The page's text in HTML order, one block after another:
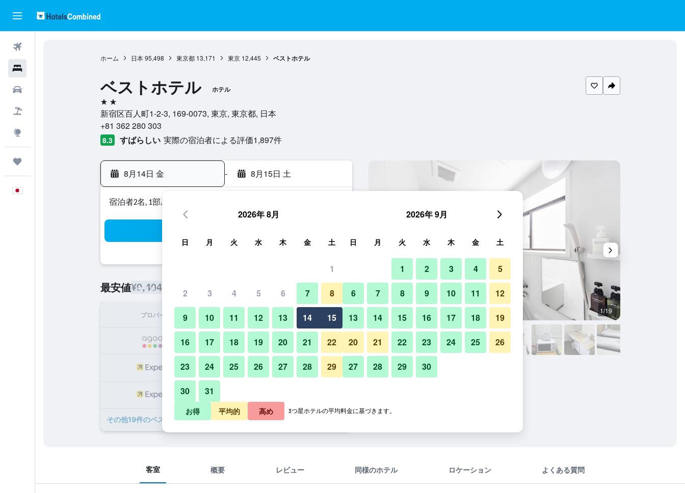
ホーム 日本 95,498 東京都 13,171 東京 12,445 ベストホテル
ベストホテル ホテル
2つ星
新宿区百人町1-2-3, 169-0073, 東京, 東京都, 日本
+81 362 280 303
8.3 すばらしい 実際の宿泊者による評価1,897​件
8月14日 金 - 8月15日 土
宿泊者2名, 1​部屋
最安値¥9,404/
プロバイダ 1泊あたり合計
¥9,404 プランを見る
¥10,459 プランを見る
​その他19​件のベストホテルのオファー
バスルーム 1/19
客室 概要 レビュー 同様のホテル ロケーション よくある質問
2026年 8月
日 月 火 水 木 金 土
1
2 3 4 5 6 7 8
9 10 11 12 13 14 15
16 17 18 19 20 21 22
23 24 25 26 27 28 29
30 31
2026年 9月
日 月 火 水 木 金 土
1 2 3 4 5
6 7 8 9 10 11 12
13 14 15 16 17 18 19
20 21 22 23 24 25 26
27 28 29 30
お得 平均的 高め 3つ星ホテルの平均料金に基づきます。